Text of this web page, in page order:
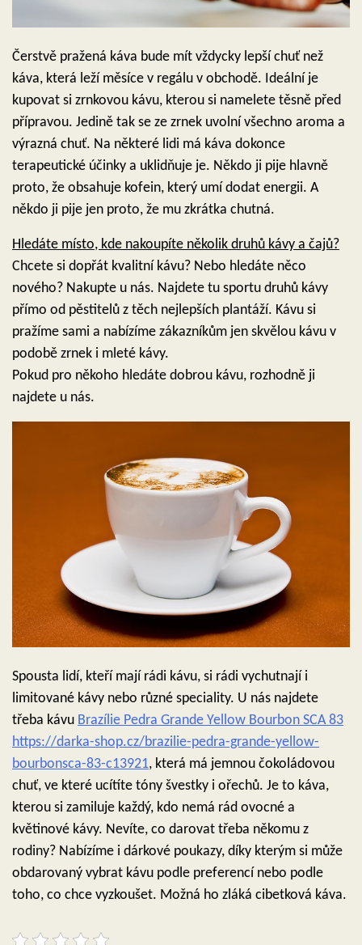
Čerstvě pražená káva bude mít vždycky lepší chuť než
káva, která leží měsíce v regálu v obchodě. Ideální je
kupovat si zrnkovou kávu, kterou si namelete těsně před
přípravou. Jedině tak se ze zrnek uvolní všechno aroma a
výrazná chuť. Na některé lidi má káva dokonce
terapeutické účinky a uklidňuje je. Někdo ji pije hlavně
proto, že obsahuje kofein, který umí dodat energii. A
někdo ji pije jen proto, že mu zkrátka chutná.
Hledáte místo, kde nakoupíte několik druhů kávy a čajů?
Chcete si dopřát kvalitní kávu? Nebo hledáte něco
nového? Nakupte u nás. Najdete tu sportu druhů kávy
přímo od pěstitelů z těch nejlepších plantáží. Kávu si
pražíme sami a nabízíme zákazníkům jen skvělou kávu v
podobě zrnek i mleté kávy.
Pokud pro někoho hledáte dobrou kávu, rozhodně ji
najdete u nás.
Spousta lidí, kteří mají rádi kávu, si rádi vychutnají i
limitované kávy nebo různé speciality. U nás najdete
třeba kávu Brazílie Pedra Grande Yellow Bourbon SCA 83
https://darka-shop.cz/brazilie-pedra-grande-yellow-
bourbonsca-83-c13921, která má jemnou čokoládovou
chuť, ve které ucítíte tóny švestky i ořechů. Je to káva,
kterou si zamiluje každý, kdo nemá rád ovocné a
květinové kávy. Nevíte, co darovat třeba někomu z
rodiny? Nabízíme i dárkové poukazy, díky kterým si může
obdarovaný vybrat kávu podle preferencí nebo podle
toho, co chce vyzkoušet. Možná ho zláká cibetková káva.